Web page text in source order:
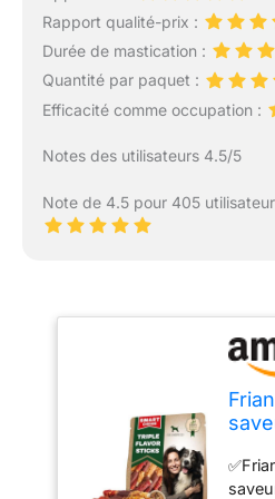
Rapport qualité-prix :
Durée de mastication :
Quantité par paquet :
Efficacité comme occupation :
Notes des utilisateurs 4.5/5
Note de 4.5 pour 405